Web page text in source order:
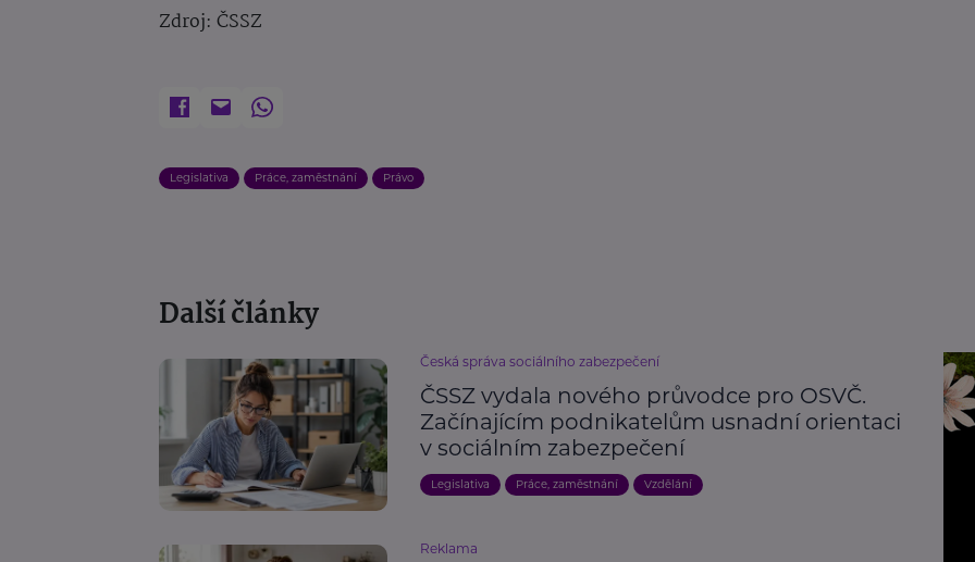
Zdroj: ČSSZ
Legislativa Práce, zaměstnání Právo
Další články
Česká správa sociálního zabezpečení
ČSSZ vydala nového průvodce pro OSVČ.
Začínajícím podnikatelům usnadní orientaci
v sociálním zabezpečení
Legislativa Práce, zaměstnání Vzdělání
Reklama